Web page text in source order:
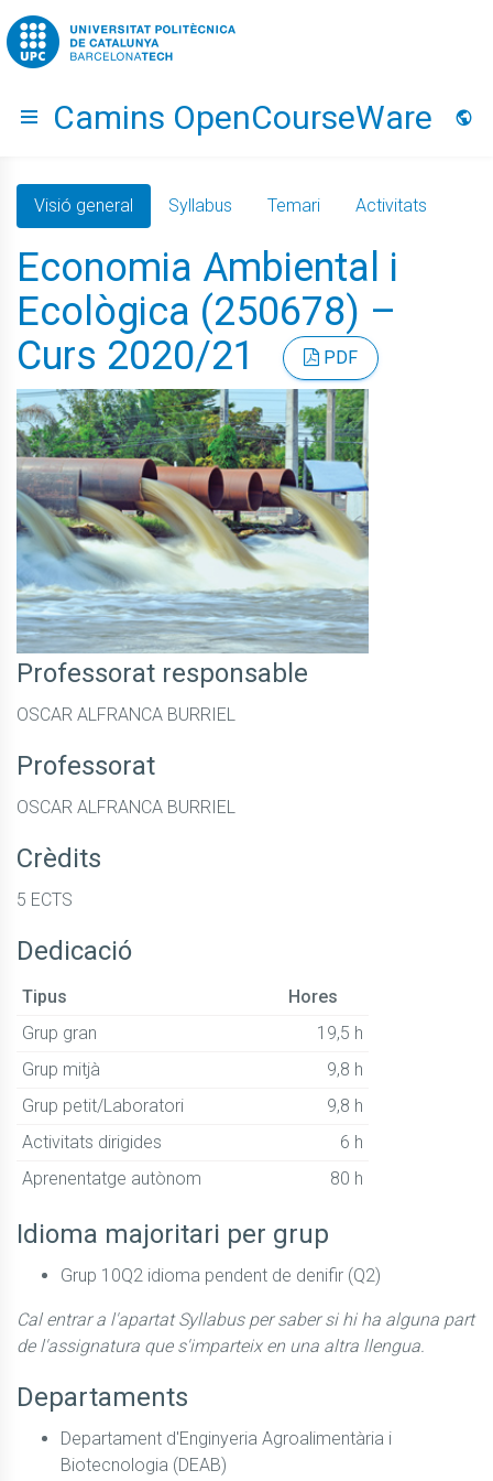
Go to upc.edu
Hide menu
Camins OpenCourseWare
Visió general Syllabus Temari Activitats
Economia Ambiental i
Ecològica (250678) –
Curs 2020/21
PDF
Professorat responsable
OSCAR ALFRANCA BURRIEL
Professorat
OSCAR ALFRANCA BURRIEL
Crèdits
5 ECTS
Dedicació
Tipus
Hores
Grup gran
19,5 h
Grup mitjà
9,8 h
Grup petit/Laboratori
9,8 h
Activitats dirigides
6 h
Aprenentatge autònom
80 h
Idioma majoritari per grup
Grup 10Q2 idioma pendent de denifir (Q2)
Cal entrar a l'apartat Syllabus per saber si hi ha alguna part
de l'assignatura que s'imparteix en una altra llengua.
Departaments
Departament d'Enginyeria Agroalimentària i
Biotecnologia (DEAB)